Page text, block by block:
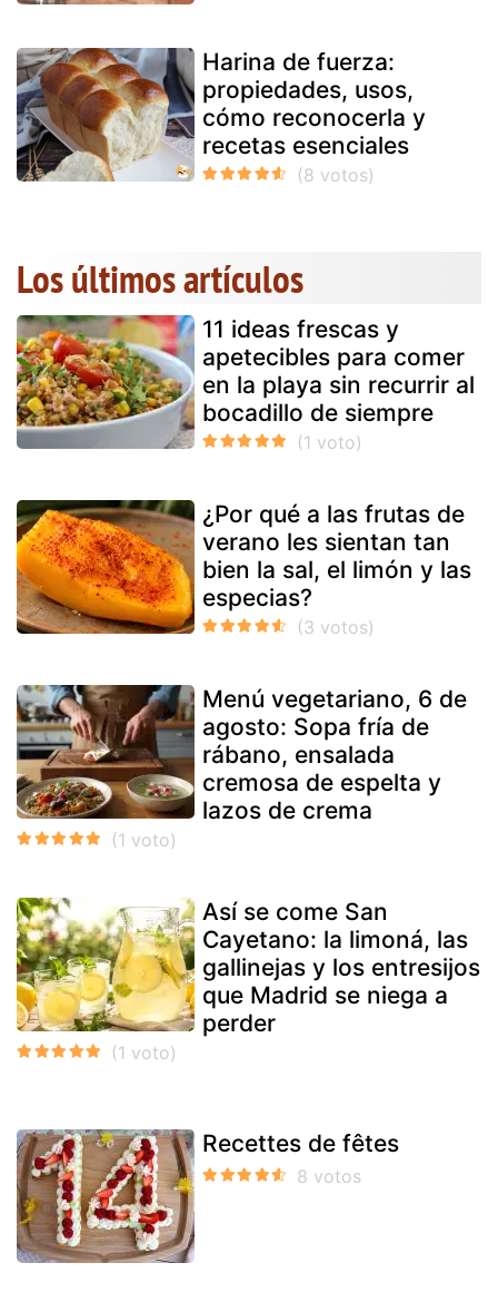
Harina de fuerza:
propiedades, usos,
cómo reconocerla y
recetas esenciales
Los últimos artículos
11 ideas frescas y
apetecibles para comer
en la playa sin recurrir al
bocadillo de siempre
¿Por qué a las frutas de
verano les sientan tan
bien la sal, el limón y las
especias?
Menú vegetariano, 6 de
agosto: Sopa fría de
rábano, ensalada
cremosa de espelta y
lazos de crema
Así se come San
Cayetano: la limoná, las
gallinejas y los entresijos
que Madrid se niega a
perder
Recettes de fêtes